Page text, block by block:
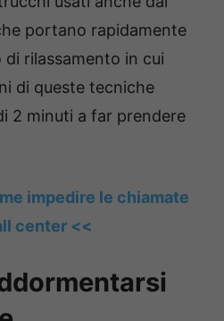
portano rapidamente
rilassamento in cui
di queste tecniche
2 minuti a far prendere
impedire le chiamate
center <<